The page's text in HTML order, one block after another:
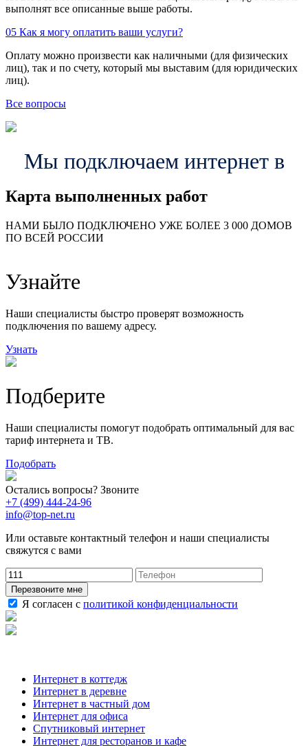
выполнят все описанные выше работы.
05 Как я могу оплатить ваши услуги?
Оплату можно произвести как наличными (для физических
лиц), так и по счету, который мы выставим (для юридических
лиц).
Все вопросы
Мы подключаем интернет в
Карта выполненных работ
НАМИ БЫЛО ПОДКЛЮЧЕНО УЖЕ БОЛЕЕ 3 000 ДОМОВ
ПО ВСЕЙ РОССИИ
57
29
99
48
Узнайте
Наши специалисты быстро проверят возможность
подключения по вашему адресу.
Узнать
Подберите
Наши специалисты помогут подобрать оптимальный для вас
тариф интернета и ТВ.
Подобрать
Остались вопросы? Звоните
+7 (499) 444-24-96
info@top-net.ru
Или оставьте контактный телефон и наши специалисты
свяжутся с вами
Перезвоните мне
Я согласен с политикой конфиденциальности
Интернет в коттедж
Интернет в деревне
Интернет в частный дом
Интернет для офиса
Спутниковый интернет
Интернет для ресторанов и кафе